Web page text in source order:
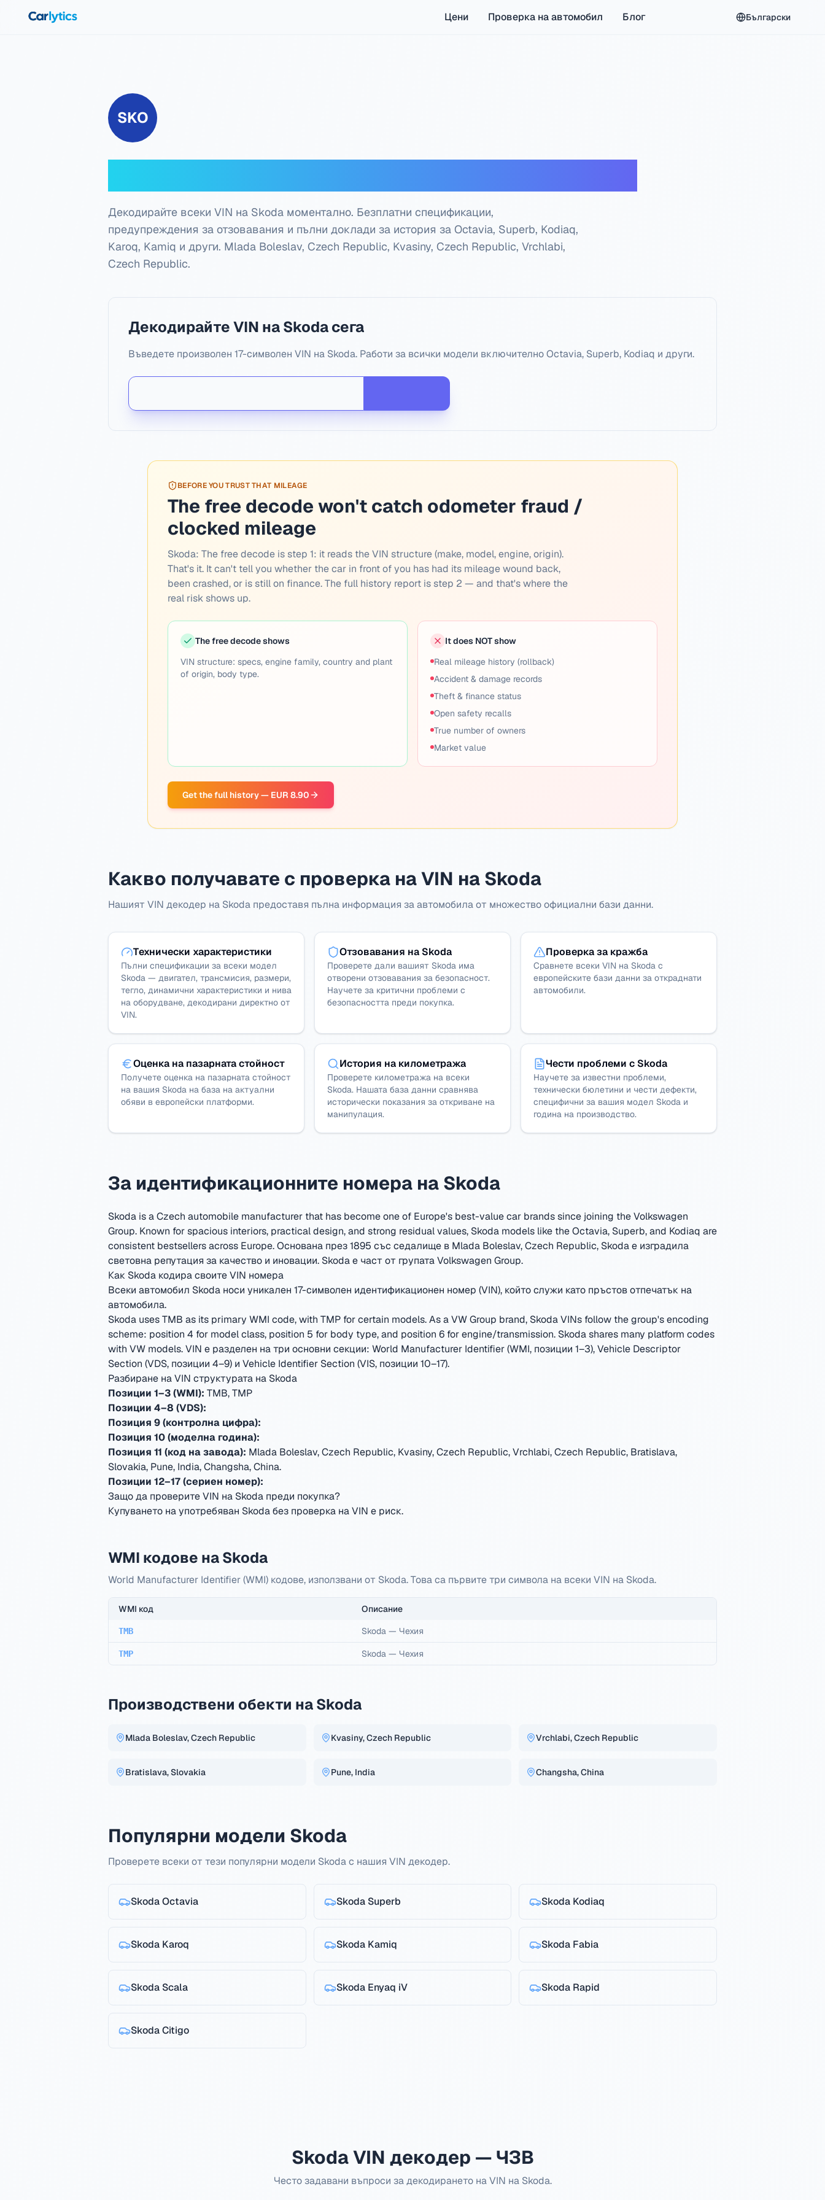
Цени
Проверка на автомобил Блог Български
SKO
Декодирайте всеки VIN на Skoda моментално. Безплатни спецификации,
предупреждения за отзовавания и пълни доклади за история за Octavia, Superb, Kodiaq,
Karoq, Kamiq и други. Mlada Boleslav, Czech Republic, Kvasiny, Czech Republic, Vrchlabi,
Czech Republic.
Декодирайте VIN на Skoda сега
Въведете произволен 17-символен VIN на Skoda. Работи за всички модели включително Octavia, Superb, Kodiaq и други.
BEFORE YOU TRUST THAT MILEAGE
The free decode won't catch odometer fraud /
clocked mileage
Skoda: The free decode is step 1: it reads the VIN structure (make, model, engine, origin).
That's it. It can't tell you whether the car in front of you has had its mileage wound back,
been crashed, or is still on finance. The full history report is step 2 — and that's where the
real risk shows up.
The free decode shows
VIN structure: specs, engine family, country and plant
of origin, body type.
It does NOT show
Real mileage history (rollback)
Accident & damage records
Theft & finance status
Open safety recalls
True number of owners
Market value
Get the full history — EUR 8.90
Какво получавате с проверка на VIN на Skoda
Нашият VIN декодер на Skoda предоставя пълна информация за автомобила от множество официални бази данни.
Технически характеристики
Пълни спецификации за всеки модел
Skoda — двигател, трансмисия, размери,
тегло, динамични характеристики и нива
на оборудване, декодирани директно от
VIN.
Отзовавания на Skoda
Проверете дали вашият Skoda има
отворени отзовавания за безопасност.
Научете за критични проблеми с
безопасността преди покупка.
Проверка за кражба
Сравнете всеки VIN на Skoda с
европейските бази данни за откраднати
автомобили.
Оценка на пазарната стойност
Получете оценка на пазарната стойност
на вашия Skoda на база на актуални
обяви в европейски платформи.
История на километража
Проверете километража на всеки
Skoda. Нашата база данни сравнява
исторически показания за откриване на
манипулация.
Чести проблеми с Skoda
Научете за известни проблеми,
технически бюлетини и чести дефекти,
специфични за вашия модел Skoda и
година на производство.
За идентификационните номера на Skoda
Skoda is a Czech automobile manufacturer that has become one of Europe's best-value car brands since joining the Volkswagen
Group. Known for spacious interiors, practical design, and strong residual values, Skoda models like the Octavia, Superb, and Kodiaq are
consistent bestsellers across Europe.Основана през 1895 със седалище в Mlada Boleslav, Czech Republic, Skoda е изградила
световна репутация за качество и иновации. Skoda е част от групата Volkswagen Group.
Как Skoda кодира своите VIN номера
Всеки автомобил Skoda носи уникален 17-символен идентификационен номер (VIN), който служи като пръстов отпечатък на
автомобила.
Skoda uses TMB as its primary WMI code, with TMP for certain models. As a VW Group brand, Skoda VINs follow the group's encoding
scheme: position 4 for model class, position 5 for body type, and position 6 for engine/transmission. Skoda shares many platform codes
with VW models.VIN е разделен на три основни секции: World Manufacturer Identifier (WMI, позиции 1–3), Vehicle Descriptor
Section (VDS, позиции 4–9) и Vehicle Identifier Section (VIS, позиции 10–17).
Разбиране на VIN структурата на Skoda
Позиции 1–3 (WMI): TMB, TMP
Позиции 4–8 (VDS):
Позиция 9 (контролна цифра):
Позиция 10 (моделна година):
Позиция 11 (код на завода): Mlada Boleslav, Czech Republic, Kvasiny, Czech Republic, Vrchlabi, Czech Republic, Bratislava,
Slovakia, Pune, India, Changsha, China.
Позиции 12–17 (сериен номер):
Защо да проверите VIN на Skoda преди покупка?
Купуването на употребяван Skoda без проверка на VIN е риск.
WMI кодове на Skoda
World Manufacturer Identifier (WMI) кодове, използвани от Skoda. Това са първите три символа на всеки VIN на Skoda.
WMI код Описание
TMB Skoda — Чехия
TMP Skoda — Чехия
Производствени обекти на Skoda
Mlada Boleslav, Czech Republic Kvasiny, Czech Republic Vrchlabi, Czech Republic
Bratislava, Slovakia Pune, India Changsha, China
Популярни модели Skoda
Проверете всеки от тези популярни модели Skoda с нашия VIN декодер.
SkodaOctavia Skoda Superb Skoda Kodiaq
Skoda Karoq Skoda Kamiq Skoda Fabia
Skoda Scala Skoda Enyaq iV Skoda Rapid
SkodaCitigo
Skoda VIN декодер — ЧЗВ
Често задавани въпроси за декодирането на VIN на Skoda.